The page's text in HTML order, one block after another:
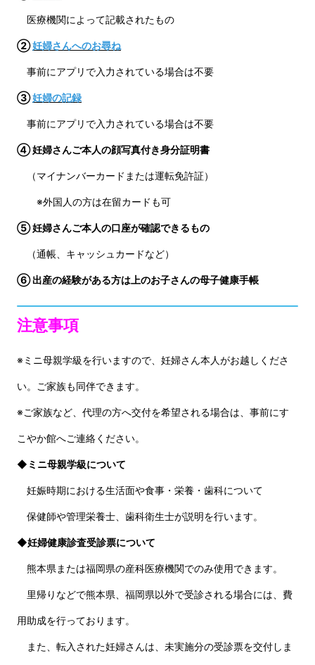
医療機関によって記載されたもの
②妊婦さんへのお尋ね
事前にアプリで入力されている場合は不要
③妊婦の記録
事前にアプリで入力されている場合は不要
④ 妊婦さんご本人の顔写真付き身分証明書
（マイナンバーカードまたは運転免許証）
※外国人の方は在留カードも可
⑤ 妊婦さんご本人の口座が確認できるもの
（通帳、キャッシュカードなど）
⑥ 出産の経験がある方は上のお子さんの母子健康手帳
注意事項
※ミニ母親学級を行いますので、妊婦さん本人がお越しくださ
い。ご家族も同伴できます。
※ご家族など、代理の方へ交付を希望される場合は、事前にす
こやか館へご連絡ください。
◆ミニ母親学級について
妊娠時期における生活面や食事・栄養・歯科について
保健師や管理栄養士、歯科衛生士が説明を行います。
◆妊婦健康診査受診票について
熊本県または福岡県の産科医療機関でのみ使用できます。
里帰りなどで熊本県、福岡県以外で受診される場合には、費
用助成を行っております。
また、転入された妊婦さんは、未実施分の受診票を交付しま